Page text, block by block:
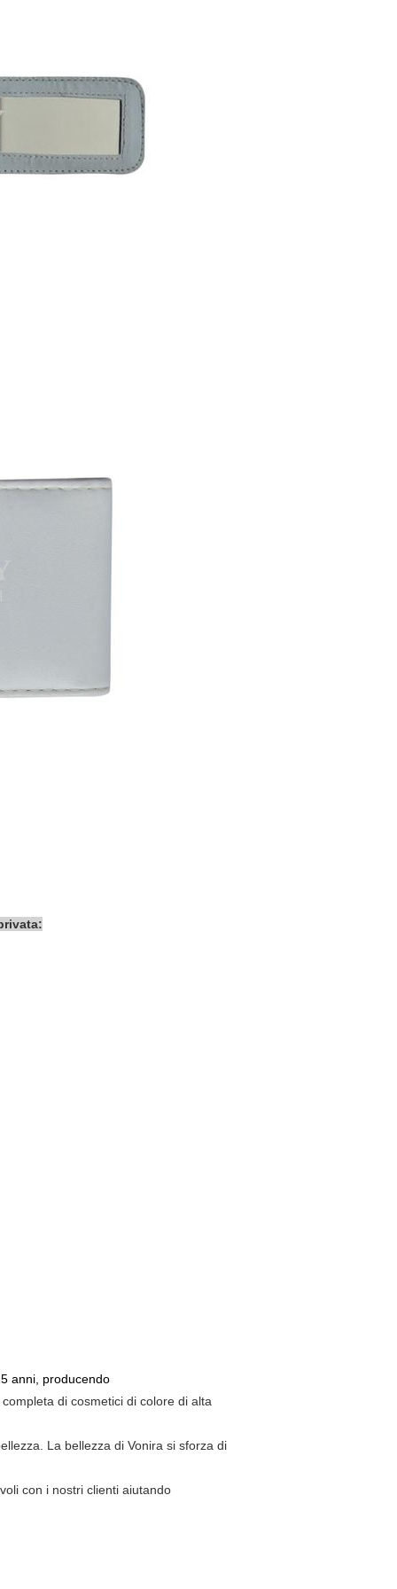
anni, producendo
di cosmetici di colore di alta
La bellezza di Vonira si sforza di
con i nostri clienti aiutando